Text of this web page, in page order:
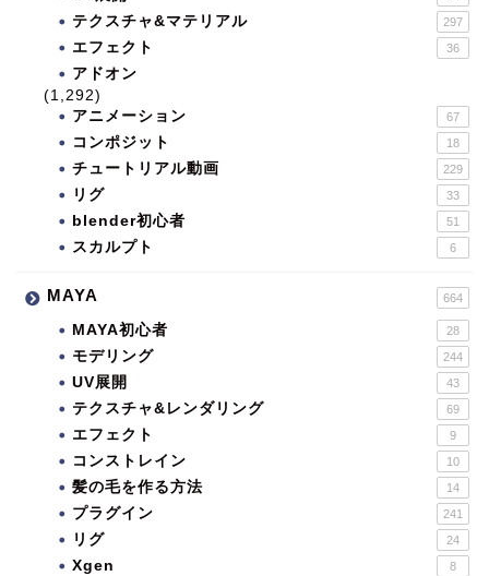
テクスチャ&マテリアル 297
エフェクト 36
アドオン
(1,292)
アニメーション
67
コンポジット 18
チュートリアル動画 229
リグ 33
blender初心者 51
スカルプト 6
MAYA 664
MAYA初心者 28
モデリング 244
UV展開 43
テクスチャ&レンダリング 69
エフェクト 9
コンストレイン 10
髪の毛を作る方法 14
プラグイン 241
リグ 24
Xgen 8